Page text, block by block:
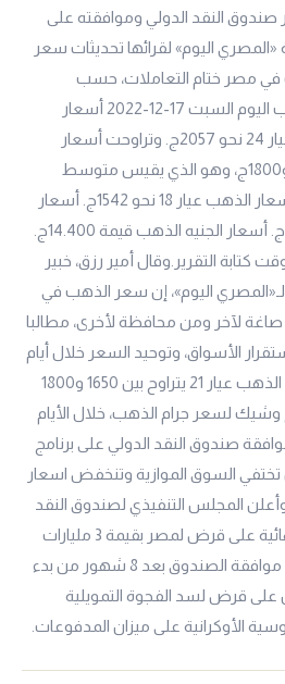
النقد الدولي وموافقته على
اليوم» لقرائها تحديثات سعر
مصر ختام التعاملات، حسب
تصريحات «رزق». سعر الذهب اليوم السبت 17-12-2022 أسعار
24
نحو 2057ج. وتراوحت أسعار
م ابين 1700 و1800ج، وهو الذي يقيس متوسط
الذهب عيار 18
نحو 1542ج. أسعار
يسجل 1200 ج. أسعار الجنيه الذهب قيمة 14.400ج.
كتابة التقرير.وقال أمير رزق، خبير
اليوم»، إن سعر الذهب في
لآخر ومن محافظة لأخرى، مطالبا
الأسواق، وتوحيد السعر خلال أيام
قليلة. وأضاف، أن سعر جرام الذهب عيار 21 يتراوح بين 1650 و1800
لسعر جرام الذهب، خلال الأيام
صندوق النقد الدولي على برنامج
السوق الموازية وتنخفض اسعار
المجلس التنفيذي لصندوق النقد
الدولي، رسميا، الموافقة النهائية على قرض لمصر بقيمة 3 مليارات
دولار، أمس الجمعة. وجاءت موافقة الصندوق بعد 8 شهور من بدء
قرض لسد الفجوة التمويلية
الأوكرانية على ميزان المدفوعات.